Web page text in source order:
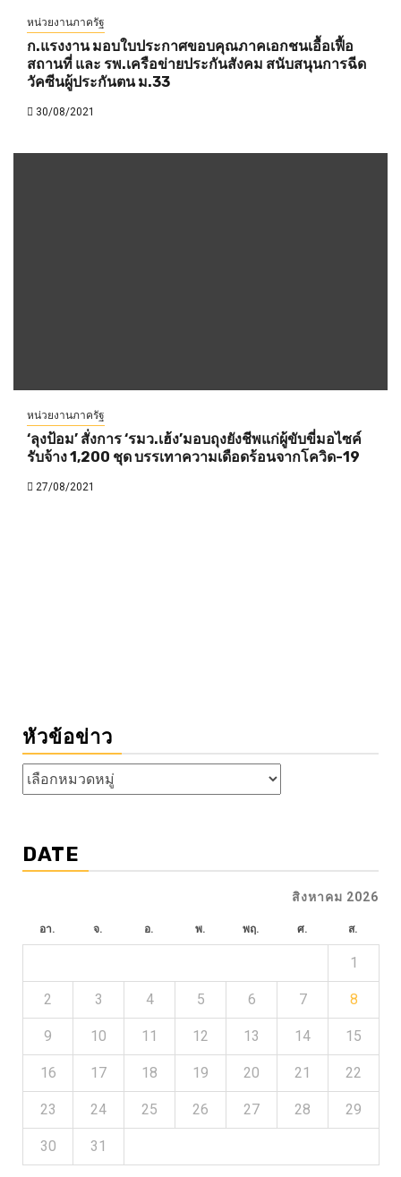
หน่วยงานภาครัฐ
ก.แรงงาน มอบใบประกาศขอบคุณภาคเอกชนเอื้อเฟื้อ
สถานที่ และ รพ.เครือข่ายประกันสังคม สนับสนุนการฉีด
วัคซีนผู้ประกันตน ม.33
30/08/2021
หน่วยงานภาครัฐ
‘ลุงป้อม’ สั่งการ ‘รมว.เฮ้ง’มอบถุงยังชีพแก่ผู้ขับขี่มอไซค์
รับจ้าง 1,200 ชุด บรรเทาความเดือดร้อนจากโควิด-19
27/08/2021
หัวข้อข่าว
หัวข้อ
ข่าว
DATE
สิงหาคม 2026
อา. จ. อ. พ. พฤ. ศ. ส.
1
2 3 4 5 6 7 8
9 10 11 12 13 14 15
16 17 18 19 20 21 22
23 24 25 26 27 28 29
30 31